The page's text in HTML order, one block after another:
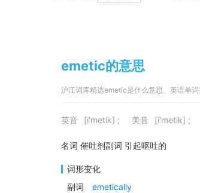
emetic的意思
沪江词库精选emetic是什么意思、英语单
英音 [i'metik] ; 美音 [i'metik] ;
名词 催吐剂副词 引起呕吐的
词形变化
副词
emetically